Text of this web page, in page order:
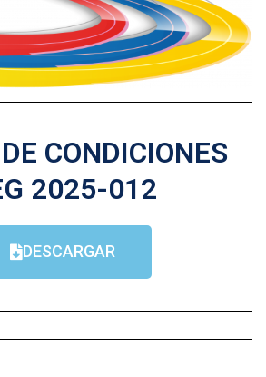
CONDICIONES
2025-012
DESCARGAR